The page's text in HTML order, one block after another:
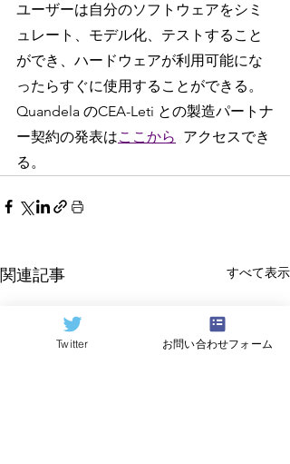
ユーザーは自分のソフトウェアをシミ
ュレート、モデル化、テストすること
ができ、ハードウェアが利用可能にな
ったらすぐに使用することができる。
Quandela のCEA-Leti との製造パートナ
ー契約の発表はここから アクセスでき
る。
関連記事 すべて表示
Twitter お問い合わせフォーム